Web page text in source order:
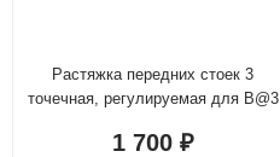
Растяжка передних стоек 3
точечная, регулируемая для B@3
1 700 ₽